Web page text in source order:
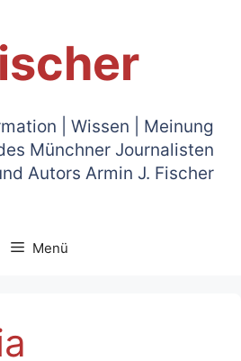
| Wissen | Meinung
Münchner Journalisten
Autors Armin J. Fischer
Menü